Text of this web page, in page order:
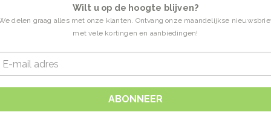
getagd met mannenhuidm
gevonden!...
Wilt u op de hoogte blijven?
delen graag alles met onze klanten. Ontvang onze maandelijkse
met vele kortingen en aanbiedingen!
ABONNEER